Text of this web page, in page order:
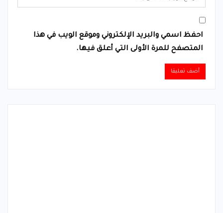
احفظ اسمي والبريد الإلكتروني وموقع الويب في هذا
المتصفح للمرة الأولى التي أعلق فيها.